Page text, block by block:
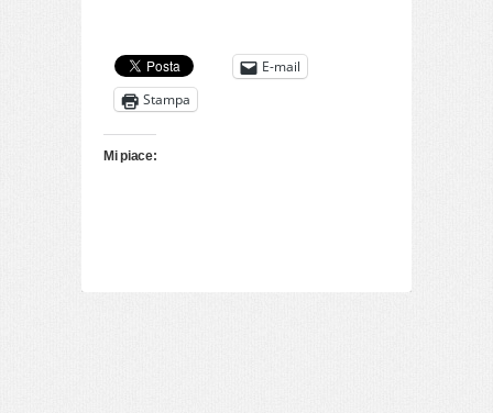
E-mail
Stampa
Mi piace: